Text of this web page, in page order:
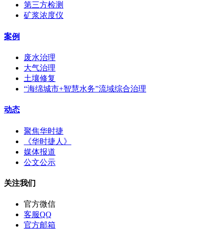
第三方检测
矿浆浓度仪
案例
废水治理
大气治理
土壤修复
“海绵城市+智慧水务”流域综合治理
动态
聚焦华时捷
《华时捷人》
媒体报道
公文公示
关注我们
官方微信
客服QQ
官方邮箱